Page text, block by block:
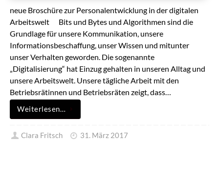
neue Broschüre zur Personalentwicklung in der digitalen
Arbeitswelt Bits und Bytes und Algorithmen sind die
Grundlage für unsere Kommunikation, unsere
Informationsbeschaffung, unser Wissen und mitunter
unser Verhalten geworden. Die sogenannte
„Digitalisierung“ hat Einzug gehalten in unseren Alltag und
unsere Arbeitswelt. Unsere tägliche Arbeit mit den
Betriebsrätinnen und Betriebsräten zeigt, dass…
Weiterlesen…
Clara Fritsch 31. März 2017